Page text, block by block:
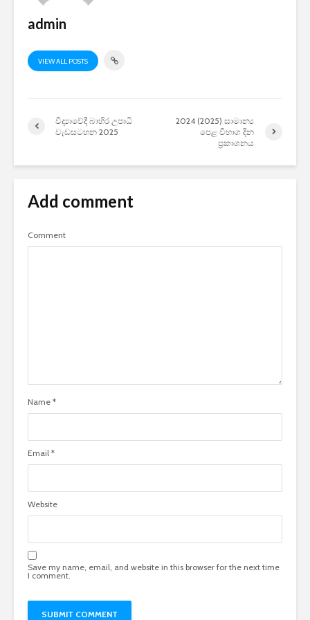
admin
VIEW ALL POSTS
විද්‍යාවේදී බාහිර උපාධි
වැඩසටහන 2025
2024 (2025) සාමාන්‍ය
පෙළ විභාග දින
ප්‍රකාශනය
Add comment
Comment
Name *
Email *
Website
Save my name, email, and website in this browser for the next time
I comment.